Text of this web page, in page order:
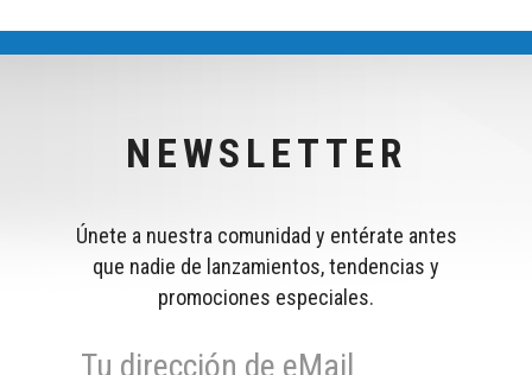
NEWSLETTER
Únete a nuestra comunidad y entérate antes
que nadie de lanzamientos, tendencias y
promociones especiales.